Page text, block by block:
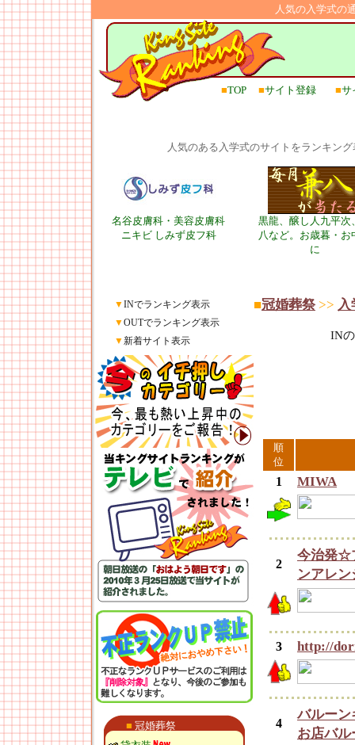
人気の入学式の
■TOP ■サイト登録 ■サ
人気のある入学式のサイトをランキン
名谷皮膚科・美容皮膚科
ニキビ しみず皮フ科
黒龍、醸し人九平次
八など。お歳暮・お
に
▼INでランキング表示
▼OUTでランキング表示
▼新着サイト表示
■ 冠婚葬祭
■冠婚葬祭 >> 入
IN
順
位
1 MIWA
2
今治発☆
ンアレ
3 http://
4
バルーン
お店バ